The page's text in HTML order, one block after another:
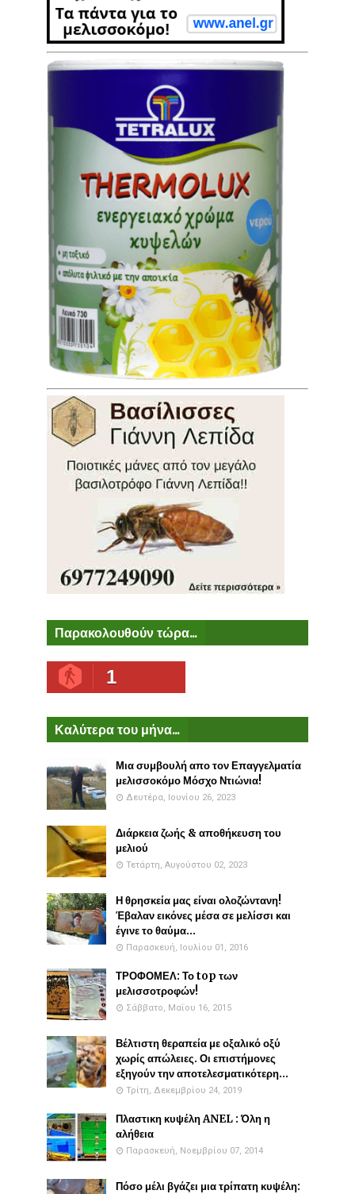
Παρακολουθούν τώρα...
1
Καλύτερα του μήνα...
Μια συμβουλή απο τον Επαγγελματία
μελισσοκόμο Μόσχο Ντιώνια!
Δευτέρα, Ιουνίου 26, 2023
Διάρκεια ζωής & αποθήκευση του
μελιού
Τετάρτη, Αυγούστου 02, 2023
Η θρησκεία μας είναι ολοζώντανη!
Έβαλαν εικόνες μέσα σε μελίσσι και
έγινε το θαύμα...
Παρασκευή, Ιουλίου 01, 2016
ΤΡΟΦΟΜΕΛ: Το top των
μελισσοτροφών!
Σάββατο, Μαΐου 16, 2015
Βέλτιστη θεραπεία με οξαλικό οξύ
χωρίς απώλειες. Οι επιστήμονες
εξηγούν την αποτελεσματικότερη...
Τρίτη, Δεκεμβρίου 24, 2019
Πλαστικη κυψέλη ANEL : Όλη η
αλήθεια
Παρασκευή, Νοεμβρίου 07, 2014
Πόσο μέλι βγάζει μια τρίπατη κυψέλη: